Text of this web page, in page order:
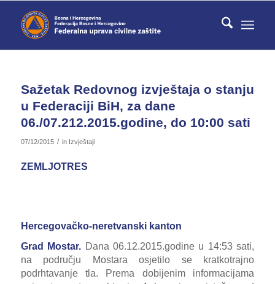
Sažetak Redovnog izvještaja o stanju
u Federaciji BiH, za dane
06./07.212.2015.godine, do 10:00 sati
07/12/2015 / in Izvještaji
ZEMLJOTRES
Hercegovačko-neretvanski kanton
Grad Mostar. Dana 06.12.2015.godine u 14:53 sati,
na području Mostara osjetilo se kratkotrajno
podrhtavanje tla. Prema dobijenim informacijama